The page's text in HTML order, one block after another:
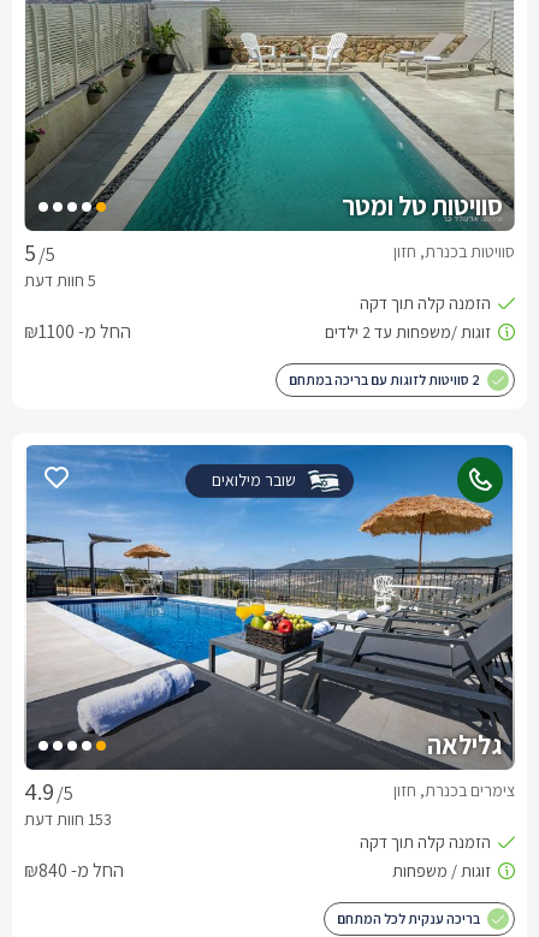
סוויטות טל ומטר
/5 סוויטות בכנרת, חזון
החל מ- ₪1100
2 סוויטות לזוגות עם בריכה במתחם
שובר מילואים
גלילאה
/5 צימרים בכנרת, חזון
החל מ- ₪840
בריכה ענקית לכל המתחם